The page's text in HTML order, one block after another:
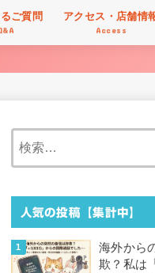
ご質問 アクセス・店舗情
Access
人気の投稿【集計中】
海外から
欺？私は